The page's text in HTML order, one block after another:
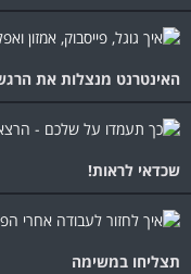
האינטרנט מנצלות את
שכדאי לראות!
תצליחו במשימה